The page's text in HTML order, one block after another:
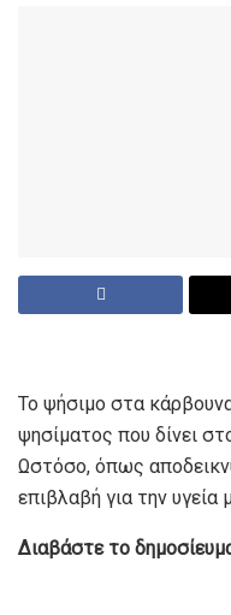
Το ψήσιμο στα
ψησίματος που δίνει
Ωστόσο, όπως
επιβλαβή για την υγεία
Διαβάστε το